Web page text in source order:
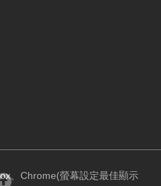
、Chrome(螢幕設定最佳顯示
回頂部